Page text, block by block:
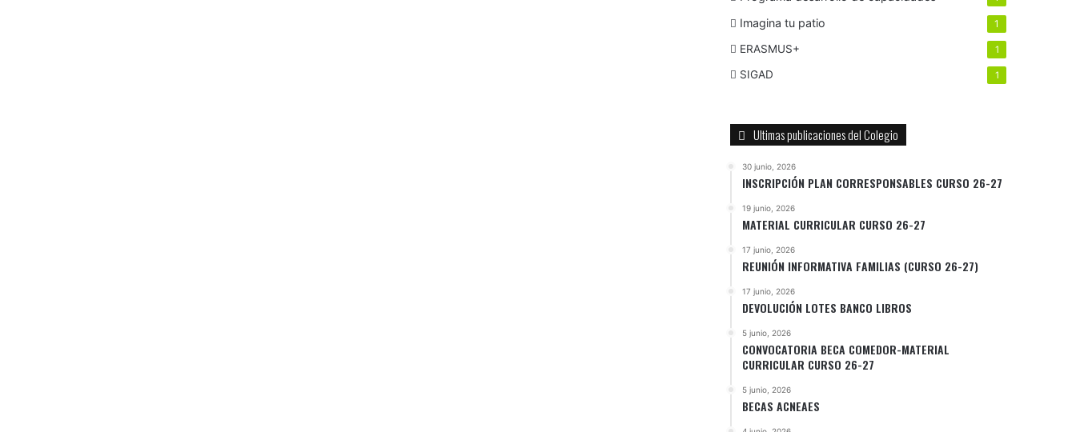
Imagina tu patio 1
ERASMUS+ 1
SIGAD 1
Ultimas publicaciones del Colegio
30 junio, 2026
INSCRIPCIÓN PLAN CORRESPONSABLES CURSO 26-27
19 junio, 2026
MATERIAL CURRICULAR CURSO 26-27
17 junio, 2026
REUNIÓN INFORMATIVA FAMILIAS (CURSO 26-27)
17 junio, 2026
DEVOLUCIÓN LOTES BANCO LIBROS
5 junio, 2026
CONVOCATORIA BECA COMEDOR-MATERIAL
CURRICULAR CURSO 26-27
5 junio, 2026
BECAS ACNEAES